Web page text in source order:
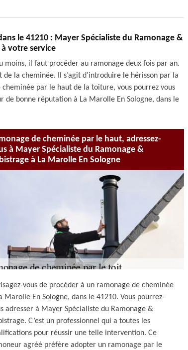
le 41210 : Mayer Spécialiste du Ramonage &
votre service
moins, il faut procéder au ramonage deux fois par an.
la cheminée. Il s’agit d’introduire le hérisson par la
par le haut de la toiture, vous pourrez vous
bonne réputation à La Marolle En Sologne, dans le
de cheminée par le haut, adressez-
à Mayer Spécialiste du Ramonage &
à La Marolle En Sologne
vous de procéder à un ramonage de cheminée
Marolle En Sologne, dans le 41210. Vous pourrez-
adresser à Mayer Spécialiste du Ramonage &
C’est un professionnel qui a toutes les
pour réussir une telle intervention. Ce
agréé préfère adopter un ramonage par le